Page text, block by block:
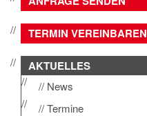
TERMIN VEREINBAREN
AKTUELLES
News
Termine